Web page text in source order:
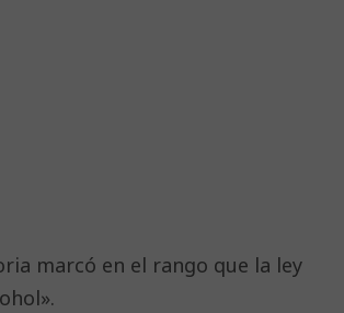
marcó en el rango que la ley